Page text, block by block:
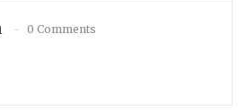
0 Comments